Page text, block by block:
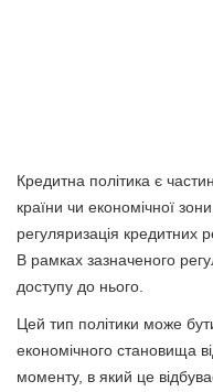
Кредитна політика є
країни чи економічної
регуляризація кредитних
В рамках зазначеного
доступу до нього.
Цей тип політики може
економічного становища
моменту, в який це